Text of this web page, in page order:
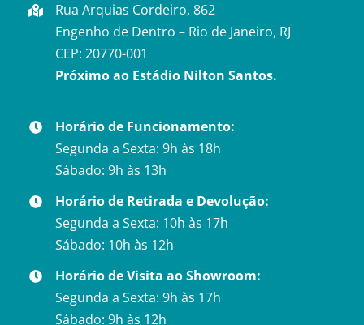
Rua Arquias Cordeiro, 862
Engenho de Dentro – Rio de Janeiro, RJ
CEP: 20770-001
Próximo ao Estádio Nilton Santos.
Horário de Funcionamento:
Segunda a Sexta: 9h às 18h
Sábado: 9h às 13h
Horário de Retirada e Devolução:
Segunda a Sexta: 10h às 17h
Sábado: 10h às 12h
Horário de Visita ao Showroom:
Segunda a Sexta: 9h às 17h
Sábado: 9h às 12h